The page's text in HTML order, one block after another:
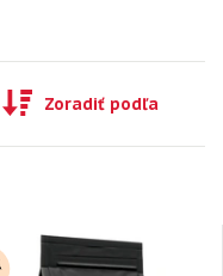
Zoradiť podľa